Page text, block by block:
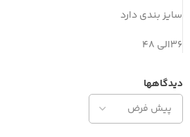
سایز بندی دارد
۳۶الی ۴۸
دیدگاهها